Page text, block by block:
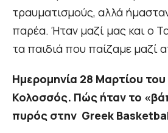
τραυματισμούς, αλλά
παρέα. Ήταν μαζί μας και ο
τα παιδιά που παίζαμε μαζί
Ημερομηνία 28 Μαρτίου
Κολοσσός. Πώς ήταν το
πυρός στην Greek